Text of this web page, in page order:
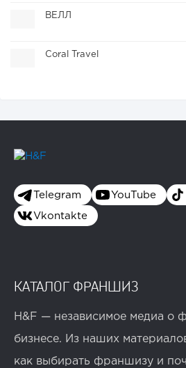
ВЕЛЛ
Coral Travel
Telegram YouTube
Vkontakte
КАТАЛОГ ФРАНШИЗ
H&F — независимое медиа о
бизнесе. Из наших
как выбирать франшизу и